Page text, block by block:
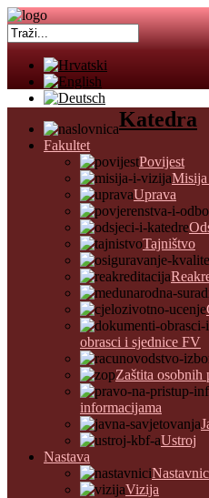
Fakultet
Povijest
Uprava
Tajništvo
obrasci i sjednice FV
Zaštita osobnih
informacijama
Ustroj
Nastava
Vizija
Katedra